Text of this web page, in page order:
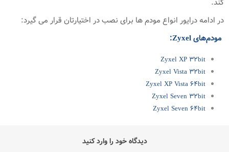
کند.
در ادامه درایور انواع مودم ها برای نصب در اختیارتان قرار می گیرد:
مودم‌های Zyxel:
Zyxel XP 32bit
Zyxel Vista 32bit
Zyxel XP Vista 64bit
Zyxel Seven 32bit
Zyxel Seven 64bit
دیدگاه خود را وارد کنید